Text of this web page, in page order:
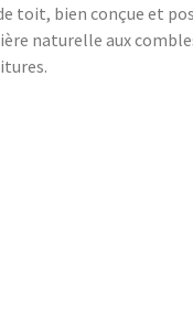
toit, bien conçue et
naturelle aux